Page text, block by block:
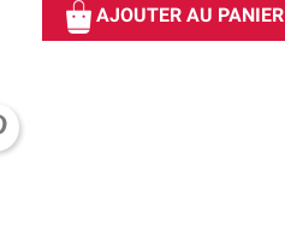
AJOUTER AU PANIER